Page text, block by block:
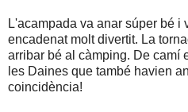
L'acampada va anar súper bé i
encadenat molt divertit. La
arribar bé al càmping. De camí
les Daines que també havien
coincidència!